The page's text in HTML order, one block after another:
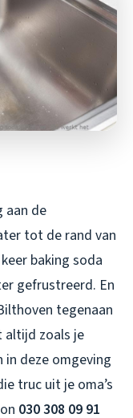
aan de
tot de rand van
baking soda
gefrustreerd. En
tegenaan
altijd zoals je
deze omgeving
truc uit je oma’s
030 308 09 91